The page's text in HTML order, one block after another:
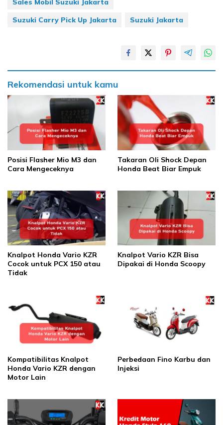
Sales Mobil Suzuki Jakarta
Suzuki Carry Pick Up Jakarta
Suzuki Jakarta
Rekomendasi untuk kamu
Posisi Flasher Mio M3 dan
Cara Mengeceknya
Takaran Oli Shock Depan
Honda Beat Biar Empuk
Knalpot Honda Vario KZR
Cocok untuk PCX 150 atau
Tidak
Knalpot Vario KZR Bisa
Dipakai di Honda Scoopy
Kompatibilitas Knalpot
Honda Vario KZR dengan
Motor Lain
Perbedaan Fino Karbu dan
Injeksi